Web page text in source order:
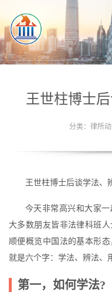
王世柱博士
分类：律所
王世柱博士后谈学法、
今天非常高兴和大家
大多数朋友皆非法律科班
顺便概览中国法的基本形
就是六个字：学法、辨法、
第一，如何学法?